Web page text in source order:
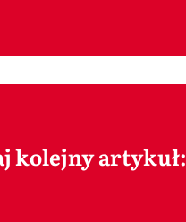
kolejny artykuł: